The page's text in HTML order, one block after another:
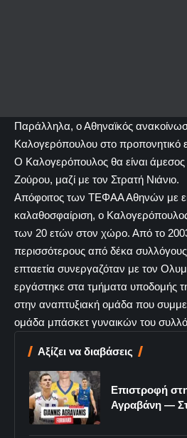
Παράλληλα, ο Αθηναϊκός
Καλογερόπουλου στο προπονητικό
Ο Καλογερόπουλος θα είναι άμεσος
Ζούρου, μαζί με τον Στρατή Νιάνιο.
Απόφοιτος των ΤΕΦΑΑ Αθηνών με
καλαθοσφαίριση, ο Καλογερόπουλος
των 20 ετών στον χώρο. Από το 2003
περισσότερους από δέκα
επταετία συνεργαζόταν με τον
εργάστηκε στα τμήματα υποδομής
στην αναπτυξιακή ομάδα που
ομάδα μπάσκετ γυναικών του
Αξίζει να διαβάσεις
Επιστροφή
Αγραβάνη —